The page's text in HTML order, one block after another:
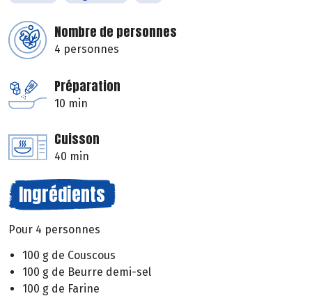
Nombre de personnes
4 personnes
Préparation
10 min
Cuisson
40 min
Ingrédients
Pour 4 personnes
100 g de Couscous
100 g de Beurre demi-sel
100 g de Farine